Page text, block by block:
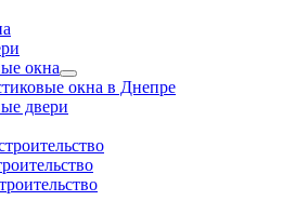
окна
окна в Днепре
двери